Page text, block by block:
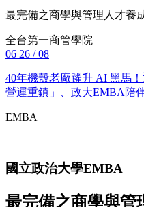
最完備之商學與管理人才養
全台第一商管學院
06 26 / 08
40年機殼老廠躍升 AI 黑馬
營運重鎮」、政大EMBA陪
EMBA
國立政治大學EMBA
最完備之商學與管